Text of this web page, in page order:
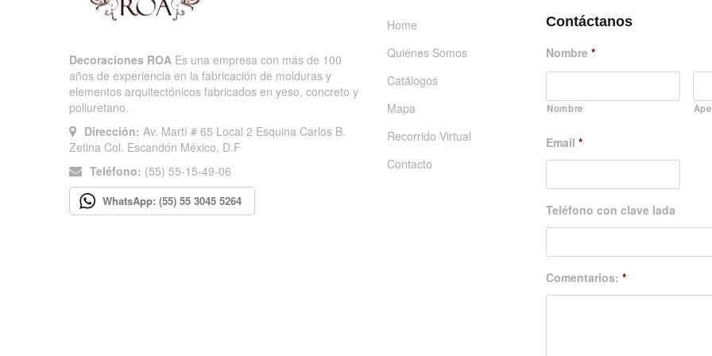
Decoraciones ROA Es una empresa con más de 100
años de experiencia en la fabricación de molduras y
elementos arquitectónicos fabricados en yeso, concreto y
poliuretano.
Dirección: Av. Martí # 65 Local 2 Esquina Carlos B.
Zetina Col. Escandón México, D.F
Teléfono: (55) 55-15-49-06
WhatsApp: (55) 55 3045 5264
Home
Quiénes Somos
Catálogos
Mapa
Recorrido Virtual
Contacto
Contáctanos
Nombre *
Nombre
Email *
Teléfono con clave lada
Comentarios: *